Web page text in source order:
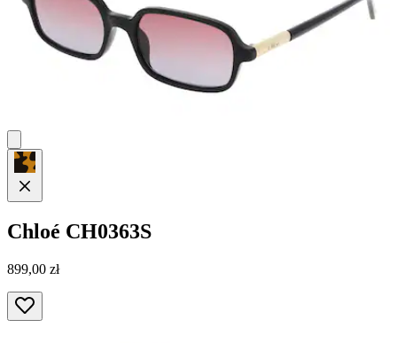
Chloé CH0363S
899,00 zł